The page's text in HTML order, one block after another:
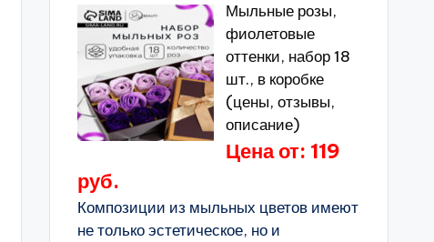
Мыльные розы,
фиолетовые
оттенки, набор 18
шт., в коробке
(цены, отзывы,
описание)
Цена от: 119
руб.
Композиции из мыльных цветов имеют
не только эстетическое, но и